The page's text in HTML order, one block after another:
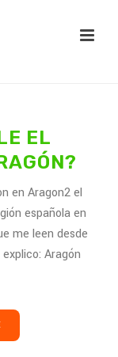
EL
en Aragon2 el
española en
me leen desde
Aragón